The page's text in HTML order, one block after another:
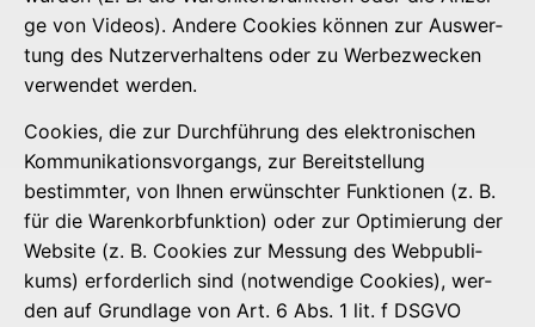
ge von Vide­os). Ande­re Coo­kies kön­nen zur Aus­wer­
tung des Nut­zer­ver­hal­tens oder zu Wer­be­zwe­cken
ver­wen­det werden.
Coo­kies, die zur Durch­füh­rung des elek­tro­ni­schen
Kom­mu­ni­ka­ti­ons­vor­gangs, zur Bereit­stel­lung
bestimm­ter, von Ihnen erwünsch­ter Funk­tio­nen (z. B.
für die Waren­korb­funk­ti­on) oder zur Opti­mie­rung der
Web­site (z. B. Coo­kies zur Mes­sung des Web­pu­bli­
kums) erfor­der­lich sind (not­wen­di­ge Coo­kies), wer­
den auf Grund­la­ge von Art. 6 Abs. 1 lit. f DSGVO